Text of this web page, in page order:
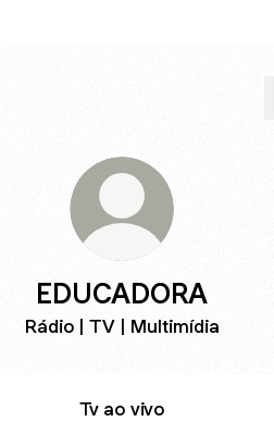
EDUCADORA
Rádio | TV | Multimídia
Tv ao vivo